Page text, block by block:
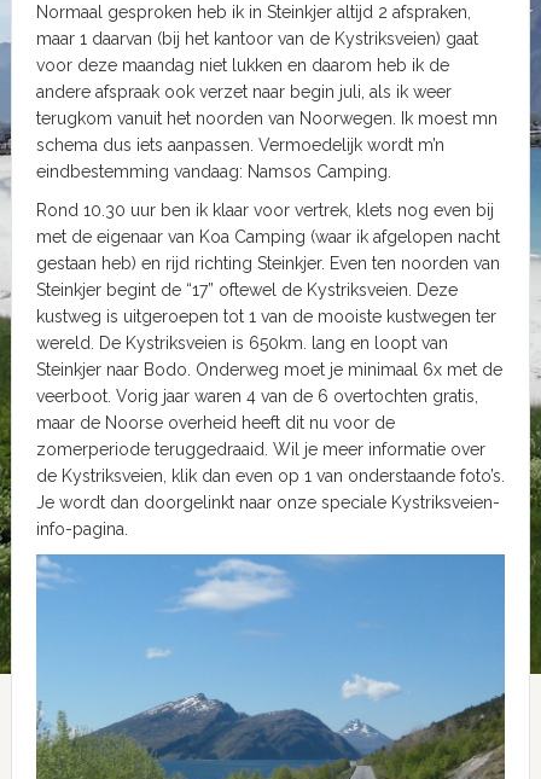
Normaal gesproken heb ik in Steinkjer altijd 2 afspraken,
maar 1 daarvan (bij het kantoor van de Kystriksveien) gaat
voor deze maandag niet lukken en daarom heb ik de
andere afspraak ook verzet naar begin juli, als ik weer
terugkom vanuit het noorden van Noorwegen. Ik moest mn
schema dus iets aanpassen. Vermoedelijk wordt m’n
eindbestemming vandaag: Namsos Camping.
Rond 10.30 uur ben ik klaar voor vertrek, klets nog even bij
met de eigenaar van Koa Camping (waar ik afgelopen nacht
gestaan heb) en rijd richting Steinkjer. Even ten noorden van
Steinkjer begint de “17” oftewel de Kystriksveien. Deze
kustweg is uitgeroepen tot 1 van de mooiste kustwegen ter
wereld. De Kystriksveien is 650km. lang en loopt van
Steinkjer naar Bodo. Onderweg moet je minimaal 6x met de
veerboot. Vorig jaar waren 4 van de 6 overtochten gratis,
maar de Noorse overheid heeft dit nu voor de
zomerperiode teruggedraaid. Wil je meer informatie over
de Kystriksveien, klik dan even op 1 van onderstaande foto’s.
Je wordt dan doorgelinkt naar onze speciale Kystriksveien-
info-pagina.